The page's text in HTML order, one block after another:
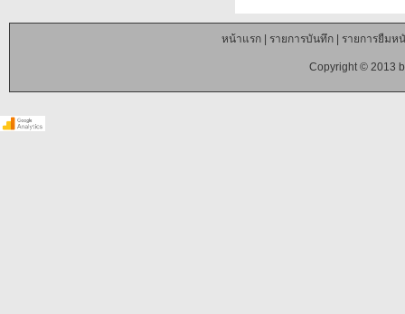
หน้าแรก| รายการบันทึก| รายการยืมห
Copyright © 2013